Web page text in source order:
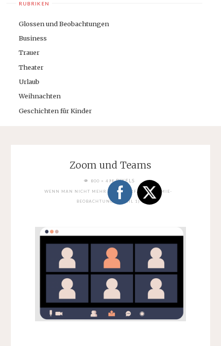
RUBRIKEN
Glossen und Beobachtungen
Business
Trauer
Theater
Urlaub
Weihnachten
Geschichten für Kinder
Zoom und Teams
FULL800 × 498PIXELS
WENN MAN NICHT MEHR RAUS DARF…. (PANDEMIE-
BEOBACHTUNGEN, TEIL 1)